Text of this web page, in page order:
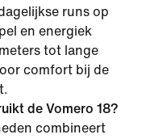
runs op
en energiek
tot lange
comfort bij de
de Vomero 18?
combineert